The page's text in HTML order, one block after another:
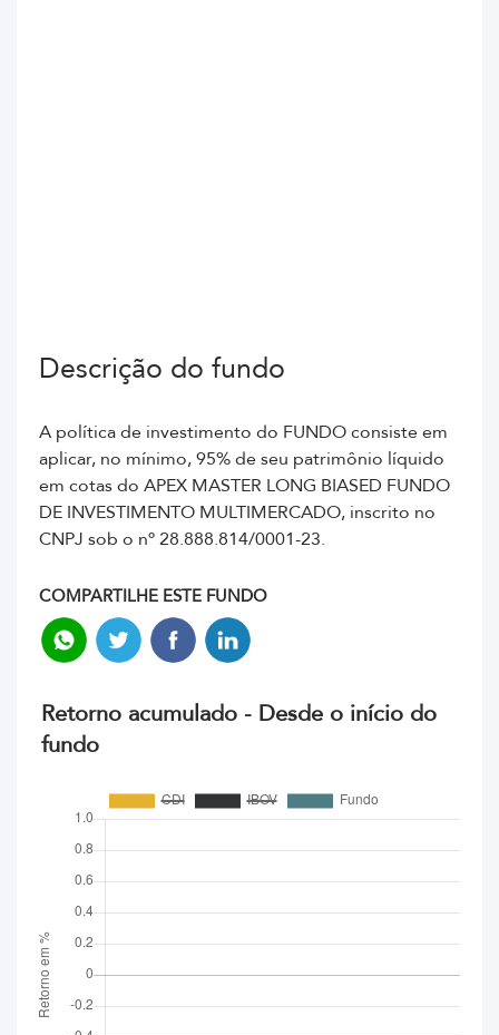
Descrição do fundo
A política de investimento do FUNDO consiste em
aplicar, no mínimo, 95% de seu patrimônio líquido
em cotas do APEX MASTER LONG BIASED FUNDO
DE INVESTIMENTO MULTIMERCADO, inscrito no
CNPJ sob o nº 28.888.814/0001-23.
COMPARTILHE ESTE FUNDO
Retorno acumulado - Desde o início do
fundo